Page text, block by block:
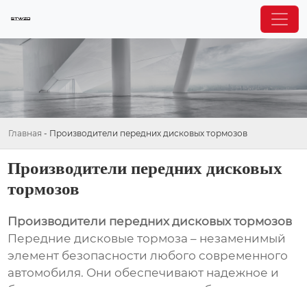
Главная - Производители передних дисковых тормозов
Производители передних дисковых
тормозов
Производители передних дисковых тормозов
Передние дисковые тормоза – незаменимый
элемент безопасности любого современного
автомобиля. Они обеспечивают надежное и